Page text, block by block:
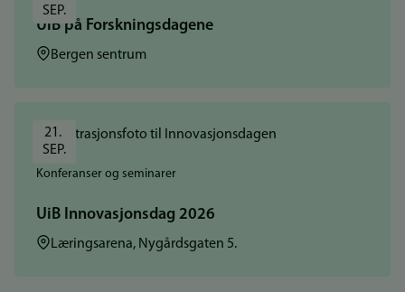
SEP.
UiB på Forskningsdagene
Sted:Bergen sentrum
21.
SEP.
Konferanser og seminarer
UiB Innovasjonsdag 2026
Sted:Læringsarena, Nygårdsgaten 5.